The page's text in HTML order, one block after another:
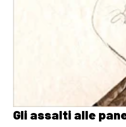
Gli assalti alle